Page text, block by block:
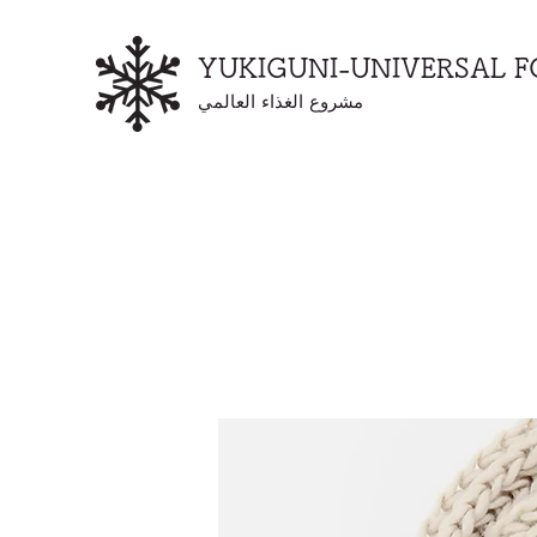
YUKIGUNI-UNIVERSAL
مشروع الغذاء العالمي